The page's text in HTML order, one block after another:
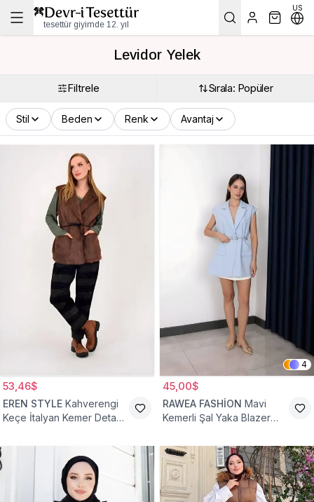
tesettür giyimde 12. yıl
US
Levidor Yelek
Filtrele Sırala: Popüler
Stil Beden Renk Avantaj
53,46$
EREN STYLE Kahverengi
Keçe İtalyan Kemer Detaylı
4
45,00$
RAWEA FASHİON Mavi
Kemerli Şal Yaka Blazer